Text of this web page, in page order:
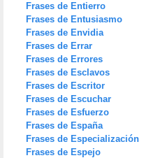
Frases de Entierro
Frases de Entusiasmo
Frases de Envidia
Frases de Errar
Frases de Errores
Frases de Esclavos
Frases de Escritor
Frases de Escuchar
Frases de Esfuerzo
Frases de España
Frases de Especialización
Frases de Espejo